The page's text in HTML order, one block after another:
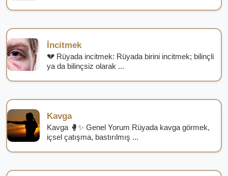
İncitmek
💔 Rüyada incitmek: Rüyada birini incitmek; bilinçli
ya da bilinçsiz olarak ...
Kavga
Kavga 🥊✨ Genel Yorum Rüyada kavga görmek,
içsel çatışma, bastırılmış ...